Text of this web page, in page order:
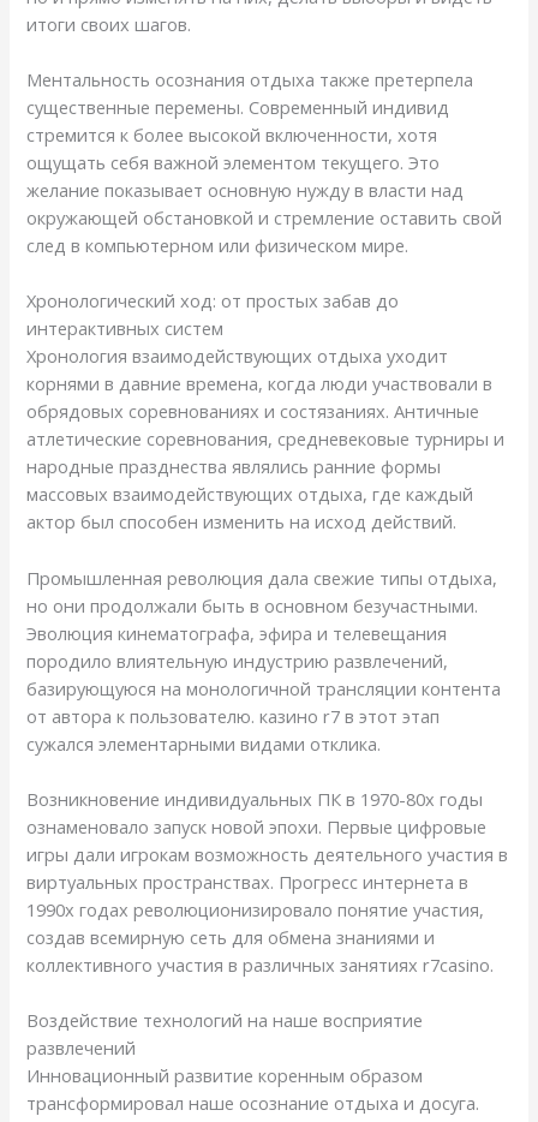
итоги своих шагов.
Ментальность осознания отдыха также претерпела
существенные перемены. Современный индивид
стремится к более высокой включенности, хотя
ощущать себя важной элементом текущего. Это
желание показывает основную нужду в власти над
окружающей обстановкой и стремление оставить свой
след в компьютерном или физическом мире.
Хронологический ход: от простых забав до
интерактивных систем
Хронология взаимодействующих отдыха уходит
корнями в давние времена, когда люди участвовали в
обрядовых соревнованиях и состязаниях. Античные
атлетические соревнования, средневековые турниры и
народные празднества являлись ранние формы
массовых взаимодействующих отдыха, где каждый
актор был способен изменить на исход действий.
Промышленная революция дала свежие типы отдыха,
но они продолжали быть в основном безучастными.
Эволюция кинематографа, эфира и телевещания
породило влиятельную индустрию развлечений,
базирующуюся на монологичной трансляции контента
от автора к пользователю. казино r7 в этот этап
сужался элементарными видами отклика.
Возникновение индивидуальных ПК в 1970-80х годы
ознаменовало запуск новой эпохи. Первые цифровые
игры дали игрокам возможность деятельного участия в
виртуальных пространствах. Прогресс интернета в
1990х годах революционизировало понятие участия,
создав всемирную сеть для обмена знаниями и
коллективного участия в различных занятиях r7casino.
Воздействие технологий на наше восприятие
развлечений
Инновационный развитие коренным образом
трансформировал наше осознание отдыха и досуга.